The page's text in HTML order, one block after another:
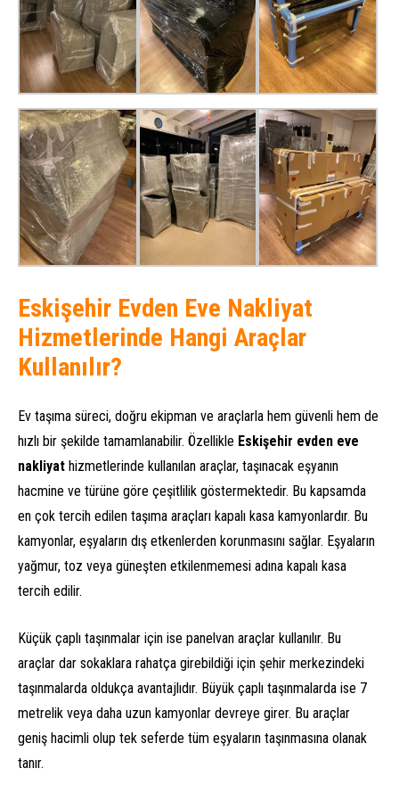
Eskişehir Evden Eve Nakliyat
Hizmetlerinde Hangi Araçlar
Kullanılır?
Ev taşıma süreci, doğru ekipman ve araçlarla hem güvenli hem de
hızlı bir şekilde tamamlanabilir. Özellikle Eskişehir evden eve
nakliyat hizmetlerinde kullanılan araçlar, taşınacak eşyanın
hacmine ve türüne göre çeşitlilik göstermektedir. Bu kapsamda
en çok tercih edilen taşıma araçları kapalı kasa kamyonlardır. Bu
kamyonlar, eşyaların dış etkenlerden korunmasını sağlar. Eşyaların
yağmur, toz veya güneşten etkilenmemesi adına kapalı kasa
tercih edilir.
Küçük çaplı taşınmalar için ise panelvan araçlar kullanılır. Bu
araçlar dar sokaklara rahatça girebildiği için şehir merkezindeki
taşınmalarda oldukça avantajlıdır. Büyük çaplı taşınmalarda ise 7
metrelik veya daha uzun kamyonlar devreye girer. Bu araçlar
geniş hacimli olup tek seferde tüm eşyaların taşınmasına olanak
tanır.